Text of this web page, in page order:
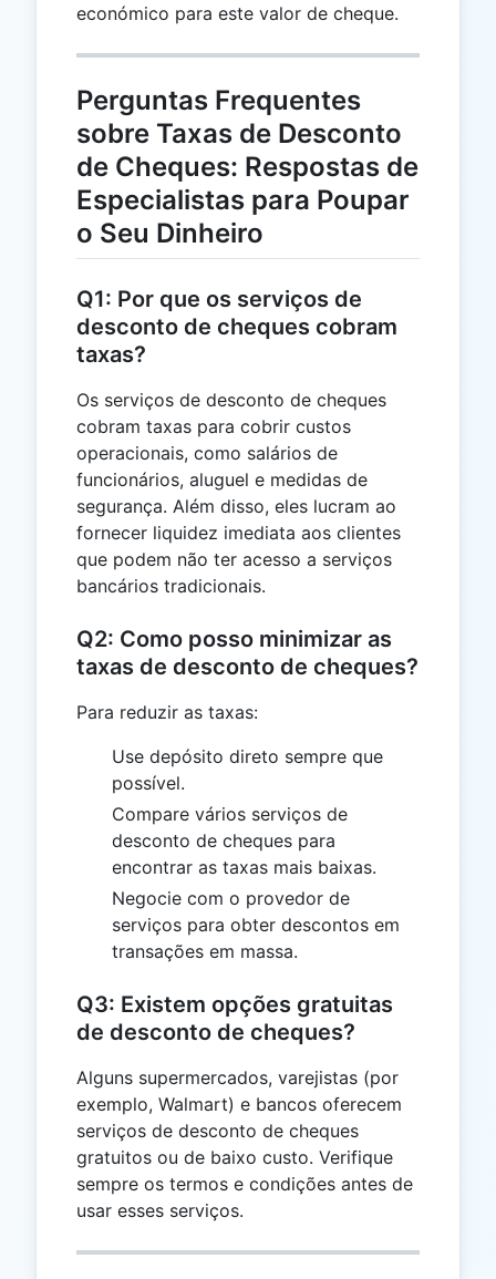
= 15=
económico para este valor de cheque.
Perguntas Frequentes
sobre Taxas de Desconto
de Cheques: Respostas de
Especialistas para Poupar
o Seu Dinheiro
Q1: Por que os serviços de
desconto de cheques cobram
taxas?
Os serviços de desconto de cheques
cobram taxas para cobrir custos
operacionais, como salários de
funcionários, aluguel e medidas de
segurança. Além disso, eles lucram ao
fornecer liquidez imediata aos clientes
que podem não ter acesso a serviços
bancários tradicionais.
Q2: Como posso minimizar as
taxas de desconto de cheques?
Para reduzir as taxas:
Use depósito direto sempre que
possível.
Compare vários serviços de
desconto de cheques para
encontrar as taxas mais baixas.
Negocie com o provedor de
serviços para obter descontos em
transações em massa.
Q3: Existem opções gratuitas
de desconto de cheques?
Alguns supermercados, varejistas (por
exemplo, Walmart) e bancos oferecem
serviços de desconto de cheques
gratuitos ou de baixo custo. Verifique
sempre os termos e condições antes de
usar esses serviços.